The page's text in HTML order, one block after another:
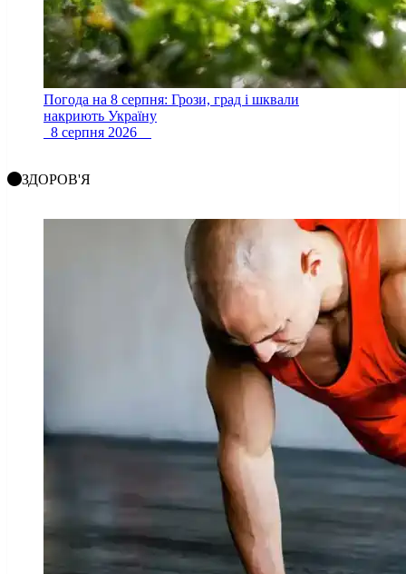
Погода на 8 серпня: Грози, град і шквали
накриють Україну
8 серпня 2026
ЗДОРОВ'Я